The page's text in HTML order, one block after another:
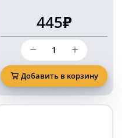
445₽
Количество
товара
Светодиодная
фара
дальнего
света
KARAVAN
Добавить в корзину